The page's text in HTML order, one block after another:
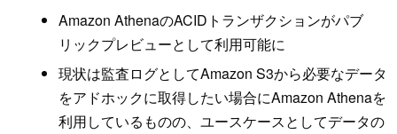
Amazon AthenaのACIDトランザクションがパブ
リックプレビューとして利用可能に
現状は監査ログとしてAmazon S3から必要なデータ
をアドホックに取得したい場合にAmazon Athenaを
利用しているものの、ユースケースとしてデータの